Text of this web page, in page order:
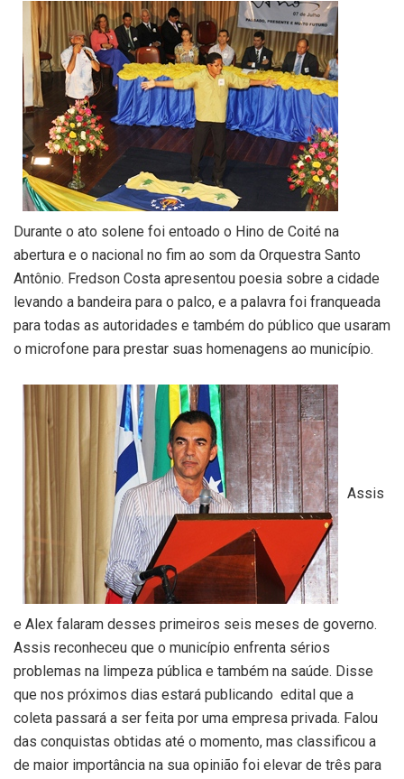
Durante o ato solene foi entoado o Hino de Coité na
abertura e o nacional no fim ao som da Orquestra Santo
Antônio. Fredson Costa apresentou poesia sobre a cidade
levando a bandeira para o palco, e a palavra foi franqueada
para todas as autoridades e também do público que usaram
o microfone para prestar suas homenagens ao município.
Assis
e Alex falaram desses primeiros seis meses de governo.
Assis reconheceu que o município enfrenta sérios
problemas na limpeza pública e também na saúde. Disse
que nos próximos dias estará publicando edital que a
coleta passará a ser feita por uma empresa privada. Falou
das conquistas obtidas até o momento, mas classificou a
de maior importância na sua opinião foi elevar de três para